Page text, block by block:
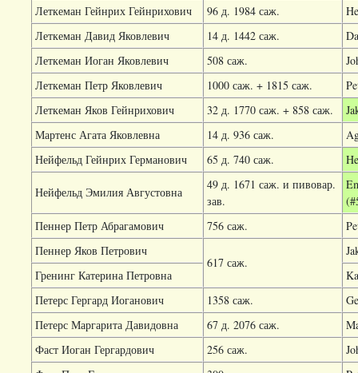
Леткеман Гейнрих Гейнрихович
96 д. 1984 саж.
Леткеман Давид Яковлевич
14 д. 1442 саж.
Леткеман Иоган Яковлевич
508 саж.
Леткеман Петр Яковлевич
1000 саж. + 1815 саж.
Леткеман Яков Гейнрихович
32 д. 1770 саж. + 858 саж.
Мартенс Агата Яковлевна
14 д. 936 саж.
Нейфельд Гейнрих Германович
65 д. 740 саж.
Нейфельд Эмилия Августовна
49 д. 1671 саж. и пивовар.
зав.
Пеннер Петр Абрагамович
756 саж.
Пеннер Яков Петрович
617 саж.
Гренинг Катерина Петровна
Петерс Гергард Иоганович
1358 саж.
Петерс Маргарита Давидовна
67 д. 2076 саж.
Фаст Иоган Гергардович
256 саж.